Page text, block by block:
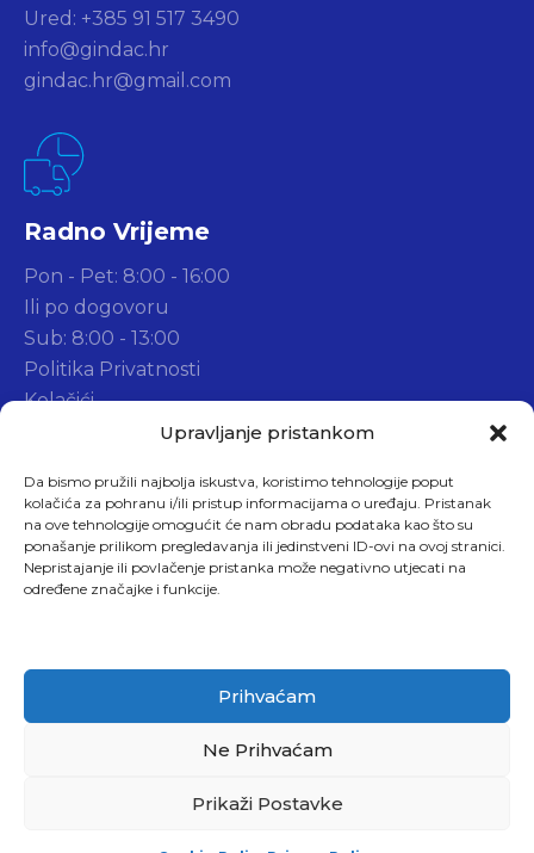
Upravljanje pristankom
Da bismo pružili najbolja iskustva, koristimo tehnologije poput
kolačića za pohranu i/ili pristup informacijama o uređaju. Pristanak
na ove tehnologije omogućit će nam obradu podataka kao što su
ponašanje prilikom pregledavanja ili jedinstveni ID-ovi na ovoj stranici.
Nepristajanje ili povlačenje pristanka može negativno utjecati na
određene značajke i funkcije.
Prihvaćam
Ne Prihvaćam
Prikaži Postavke
Ured: +385 91 517 3490
info@gindac.hr
gindac.hr@gmail.com
Radno Vrijeme
Pon - Pet: 8:00 - 16:00
Ili po dogovoru
Sub: 8:00 - 13:00
Politika Privatnosti
Kolačići
Adresa (Sjedište)
Pročitajte O Našim Uslugama